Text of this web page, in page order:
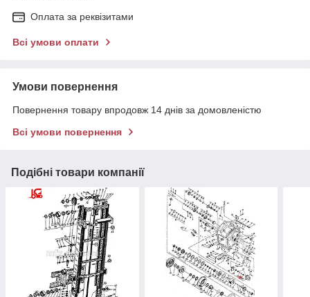
Оплата за реквізитами
Всі умови оплати
Умови повернення
Повернення товару впродовж 14 днів за домовленістю
Всі умови повернення
Подібні товари компанії